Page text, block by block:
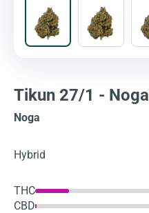
Tikun 27/1 - Noga
Noga
Hybrid
THC
CBD